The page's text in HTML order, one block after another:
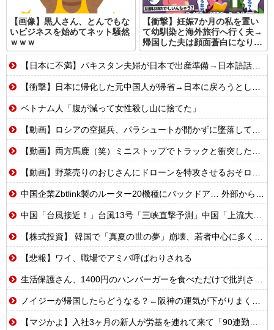
【画像】黒人さん、とんでもな
いビジネスを始めてネット騒然
ｗｗｗ
【衝撃】妊娠7か月の私を置い
て幼馴染と海外旅行へ行く夫→
帰国した夫は顔面蒼白になり…
【日本に不満】パキスタン夫婦が日本で出産準備→日本語話せないため病院に断られる
【衝撃】日本に帰化した元中国人が帰省→日本に戻ろうとしたら…
ベトナム人「腹が減って女性殺し山に捨てた」
【動画】ロシアの空挺兵、パラシュートが開かずに墜落してしまう。
【動画】両方馬鹿（笑）ミニストップでトラックと衝突したドラレコが（ノ∇`）
【動画】野菜売りのおじさんにドローンを特攻させるおそロシア。
中国企業Zbtlink製のルーター20機種にバックドア… 外部から完全制御のおそれ
中国「台風接近！」台風13号「三峡直撃予測」中国「上流大洪水！（三峡上流」中国都市「8/5の映像（動画」三峡ダム「緊急放流（決壊危機」中国「下流大水害（震え声」→
【株式投資】 韓国で「真夏の世の夢」崩壊、若者中心に多くの人が「人生オワタ」―中国メディア
【悲報】ワイ、職場でアミバ呼ばわりされる
生活保護さん、1400円のハンバーガーを食べただけで批判される
ノイジーが帰国したらどうなる？←阪神の運気が下がりまくるやろな
【マジかよ】入社3ヶ月の新人が労基を連れて来て「90連勤させられました」「労働基準法違反です」→俺「彼は30連休中ですが?」